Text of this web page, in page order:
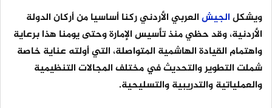
ويشكلالجيشالعربي الأردني ركنا أساسيا من أركان الدولة
الأردنية، وقد حظي منذ تأسيس الإمارة وحتى يومنا هذا برعاية
واهتمام القيادة الهاشمية المتواصلة، التي أولته عناية خاصة
شملت التطوير والتحديث في مختلف المجالات التنظيمية
والعملياتية والتدريبية والتسليحية.